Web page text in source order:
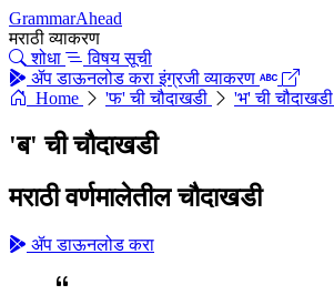
GrammarAhead
मराठी व्याकरण
शोधा
विषय सूची
ॲप डाऊनलोड करा इंग्रजी व्याकरण
Home
'फ' ची चौदाखडी 'भ' ची चौदाखडी
'ब' ची चौदाखडी
मराठी वर्णमालेतील चौदाखडी
ॲप डाऊनलोड करा